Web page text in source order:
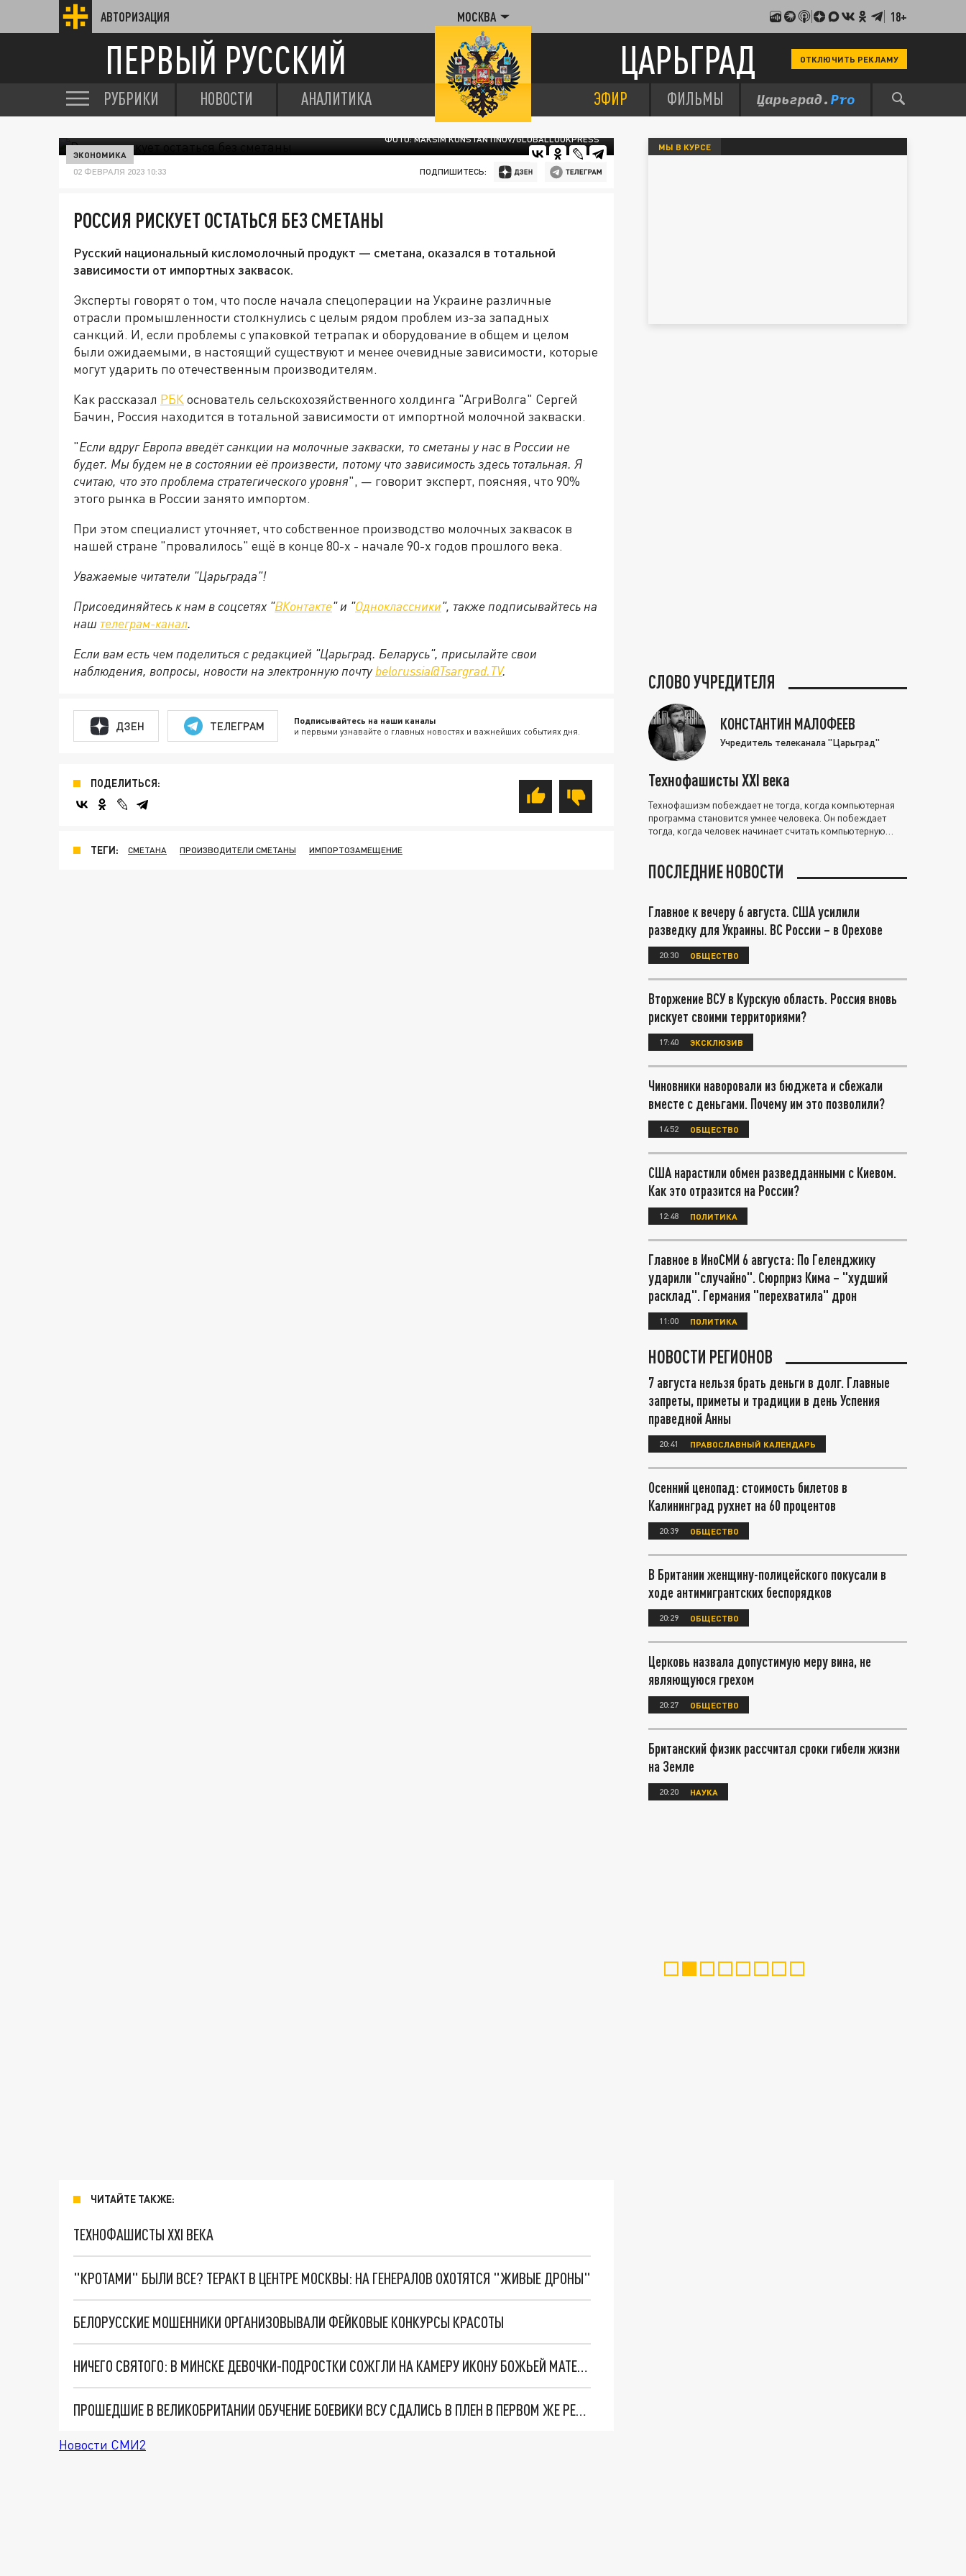
АВТОРИЗАЦИЯ МОСКВА 18+
ПЕРВЫЙ РУССКИЙ ЦАРЬГРАД ОТКЛЮЧИТЬ РЕКЛАМУ
РУБРИКИ НОВОСТИ АНАЛИТИКА ЭФИР ФИЛЬМЫ
ФОТО: MAKSIM KONSTANTINOV/GLOBALLOOKPRESS
ЭКОНОМИКА
02 ФЕВРАЛЯ 2023 10:33 ПОДПИШИТЕСЬ:
РОССИЯ РИСКУЕТ ОСТАТЬСЯ БЕЗ СМЕТАНЫ
Русский национальный кисломолочный продукт — сметана, оказался в тотальной
зависимости от импортных заквасок.
Эксперты говорят о том, что после начала спецоперации на Украине различные
отрасли промышленности столкнулись с целым рядом проблем из-за западных
санкций. И, если проблемы с упаковкой тетрапак и оборудование в общем и целом
были ожидаемыми, в настоящий существуют и менее очевидные зависимости, которые
могут ударить по отечественным производителям.
Как рассказал РБК основатель сельскохозяйственного холдинга "АгриВолга" Сергей
Бачин, Россия находится в тотальной зависимости от импортной молочной закваски.
"Если вдруг Европа введёт санкции на молочные закваски, то сметаны у нас в России не
будет. Мы будем не в состоянии её произвести, потому что зависимость здесь тотальная. Я
считаю, что это проблема стратегического уровня", — говорит эксперт, поясняя, что 90%
этого рынка в России занято импортом.
При этом специалист уточняет, что собственное производство молочных заквасок в
нашей стране "провалилось" ещё в конце 80-х - начале 90-х годов прошлого века.
Уважаемые читатели "Царьграда"!
Присоединяйтесь к нам в соцсетях "ВКонтакте" и "Одноклассники", также подписывайтесь на
наш телеграм-канал.
Если вам есть чем поделиться с редакцией "Царьград. Беларусь", присылайте свои
наблюдения, вопросы, новости на электронную почту belorussia@Tsargrad.TV.
ДЗЕН ТЕЛЕГРАМ Подписывайтесь на наши каналы
и первыми узнавайте о главных новостях и важнейших событиях дня.
ПОДЕЛИТЬСЯ:
ТЕГИ: СМЕТАНА ПРОИЗВОДИТЕЛИ СМЕТАНЫ ИМПОРТОЗАМЕЩЕНИЕ
ЧИТАЙТЕ ТАКЖЕ:
ТЕХНОФАШИСТЫ XXI ВЕКА
"КРОТАМИ" БЫЛИ ВСЕ? ТЕРАКТ В ЦЕНТРЕ МОСКВЫ: НА ГЕНЕРАЛОВ ОХОТЯТСЯ "ЖИВЫЕ ДРОНЫ"
БЕЛОРУССКИЕ МОШЕННИКИ ОРГАНИЗОВЫВАЛИ ФЕЙКОВЫЕ КОНКУРСЫ КРАСОТЫ
НИЧЕГО СВЯТОГО: В МИНСКЕ ДЕВОЧКИ-ПОДРОСТКИ СОЖГЛИ НА КАМЕРУ ИКОНУ БОЖЬЕЙ МАТЕРИ
ПРОШЕДШИЕ В ВЕЛИКОБРИТАНИИ ОБУЧЕНИЕ БОЕВИКИ ВСУ СДАЛИСЬ В ПЛЕН В ПЕРВОМ ЖЕ РЕАЛЬНОМ БОЮ
Новости СМИ2
МЫ В КУРСЕ
СЛОВО УЧРЕДИТЕЛЯ
КОНСТАНТИН МАЛОФЕЕВ
Учредитель телеканала "Царьград"
Технофашисты XXI века
Технофашизм побеждает не тогда, когда компьютерная
программа становится умнее человека. Он побеждает
тогда, когда человек начинает считать компьютерную
ПОСЛЕДНИЕ НОВОСТИ
Главное к вечеру 6 августа. США усилили
разведку для Украины. ВС России – в Орехове
20:30 ОБЩЕСТВО
Вторжение ВСУ в Курскую область. Россия вновь
рискует своими территориями?
17:40 ЭКСКЛЮЗИВ
Чиновники наворовали из бюджета и сбежали
вместе с деньгами. Почему им это позволили?
14:52 ОБЩЕСТВО
США нарастили обмен разведданными с Киевом.
Как это отразится на России?
12:48 ПОЛИТИКА
Главное в ИноСМИ 6 августа: По Геленджику
ударили "случайно". Сюрприз Кима – "худший
расклад". Германия "перехватила" дрон
11:00 ПОЛИТИКА
НОВОСТИ РЕГИОНОВ
7 августа нельзя брать деньги в долг. Главные
запреты, приметы и традиции в день Успения
праведной Анны
20:41 ПРАВОСЛАВНЫЙ КАЛЕНДАРЬ
Осенний ценопад: стоимость билетов в
Калининград рухнет на 60 процентов
20:39 ОБЩЕСТВО
В Британии женщину-полицейского покусали в
ходе антимигрантских беспорядков
20:29 ОБЩЕСТВО
Церковь назвала допустимую меру вина, не
являющуюся грехом
20:27 ОБЩЕСТВО
Британский физик рассчитал сроки гибели жизни
на Земле
20:20 НАУКА